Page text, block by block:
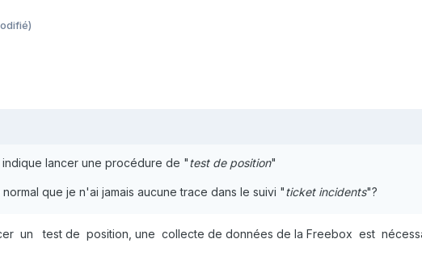
lancer une procédure de "test de position"
que je n'ai jamais aucune trace dans le suivi "ticket incidents"?
un test de position, une collecte de données de la Freebox est